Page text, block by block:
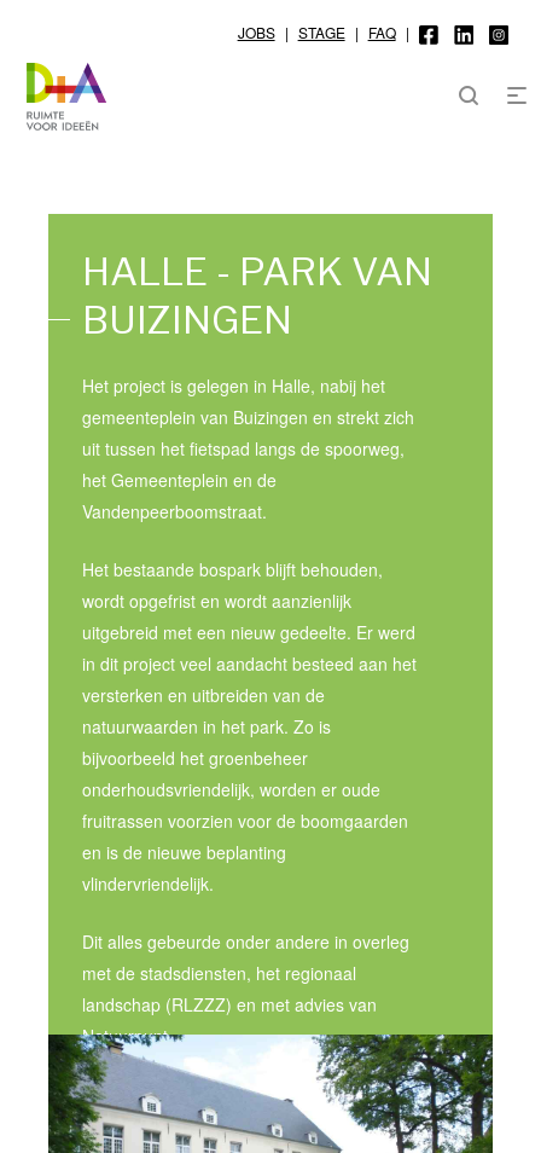
JOBS | STAGE | FAQ |
HALLE - PARK VAN
BUIZINGEN
Het project is gelegen in Halle, nabij het
gemeenteplein van Buizingen en strekt zich
uit tussen het fietspad langs de spoorweg,
het Gemeenteplein en de
Vandenpeerboomstraat.
Het bestaande bospark blijft behouden,
wordt opgefrist en wordt aanzienlijk
uitgebreid met een nieuw gedeelte. Er werd
in dit project veel aandacht besteed aan het
versterken en uitbreiden van de
natuurwaarden in het park. Zo is
bijvoorbeeld het groenbeheer
onderhoudsvriendelijk, worden er oude
fruitrassen voorzien voor de boomgaarden
en is de nieuwe beplanting
vlindervriendelijk.
Dit alles gebeurde onder andere in overleg
met de stadsdiensten, het regionaal
landschap (RLZZZ) en met advies van
Natuurpunt.